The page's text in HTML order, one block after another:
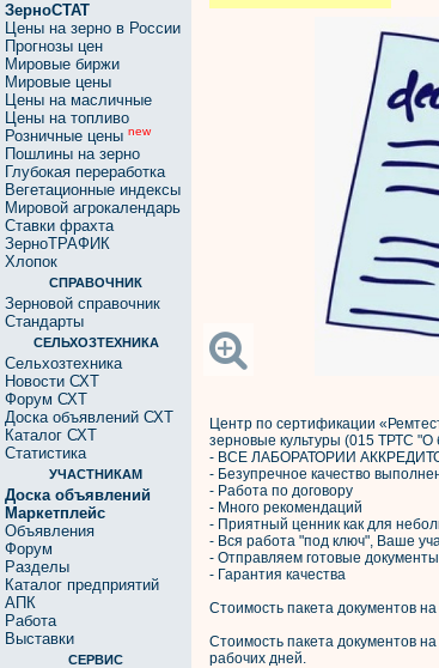
ЗерноСТАТ
Цены на зерно в России
Прогнозы цен
Мировые биржи
Мировые цены
Цены на масличные
Цены на топливо
Розничные цены new
Пошлины на зерно
Глубокая переработка
Вегетационные индексы
Мировой агрокалендарь
Ставки фрахта
ЗерноТРАФИК
Хлопок
СПРАВОЧНИК
Зерновой справочник
Стандарты
СЕЛЬХОЗТЕХНИКА
Сельхозтехника
Новости СХТ
Форум СХТ
Доска объявлений СХТ
Каталог СХТ
Статистика
УЧАСТНИКАМ
Доска объявлений
Маркетплейс
Объявления
Форум
Разделы
Каталог предприятий
АПК
Работа
Выставки
СЕРВИС
Центр по сертификации
зерновые культуры (015 ТРТС
- ВСЕ ЛАБОРАТОРИИ
- Безупречное качество
- Работа по договору
- Много рекомендаций
- Приятный ценник как для
- Вся работа "под ключ", Ваше
- Отправляем готовые
- Гарантия качества
Стоимость пакета документов
Стоимость пакета документов
рабочих дней.